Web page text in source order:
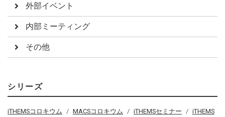
外部イベント
内部ミーティング
その他
シリーズ
iTHEMSコロキウム MACSコロキウム iTHEMSセミナー
iTHEMS